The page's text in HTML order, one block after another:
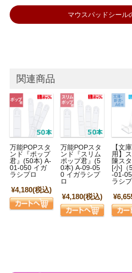
マウスパッドシール
関連商品
万能POPスタ
ンド『ポップ
君』(50本) A-
01-050 イガ
ラシプロ
¥4,180(税込)
万能POPスタ
ンド『スリム
ポップ君』(5
0本) A-09-05
0 イガラシプ
ロ
¥4,180(税込)
【文
用】
陳ス
[小]（
-01-
ラシ